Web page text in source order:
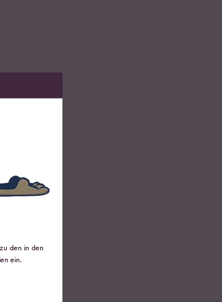
den in den
ein.